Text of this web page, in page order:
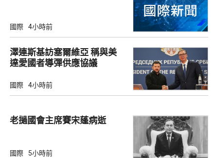
國際 4小時前
澤連斯基訪塞爾維亞 稱與美
達愛國者導彈供應協議
國際 4小時前
老撾國會主席賽宋蓬病逝
國際 5小時前